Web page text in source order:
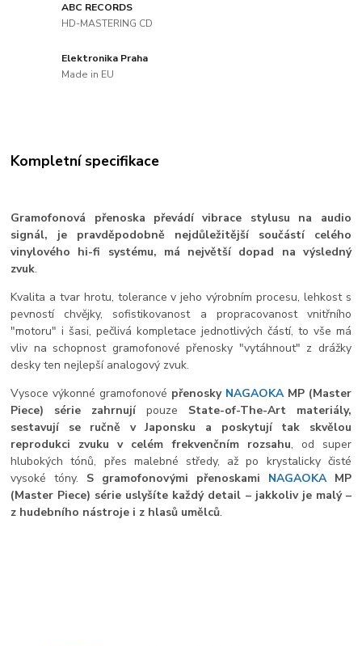
ABC RECORDS
HD-MASTERING CD
Elektronika Praha
Made in EU
Kompletní specifikace
Gramofonová přenoska převádí vibrace stylusu na audio
signál, je pravděpodobně nejdůležitějšísoučástí celého
vinylového hi-fi systému, má největší dopad na výsledný
zvuk.
Kvalita a tvar hrotu, tolerance v jehovýrobním procesu, lehkost s
pevností chvějky, sofistikovanost a propracovanost vnitřního
"motoru" i šasi, pečlivá kompletace jednotlivých částí, to vše má
vliv na schopnost gramofonové přenosky "vytáhnout" z drážky
desky ten nejlepší analogový zvuk.
Vysoce výkonné gramofonové přenosky NAGAOKA MP (Master
Piece) série zahrnujípouze State-of-The-Art materiály,
sestavují se ručně v Japonsku a poskytují tak skvělou
reprodukci zvuku v celém frekvenčním rozsahu, od super
hlubokých tónů, přes malebné středy, až po krystalicky čisté
vysoké tóny. S gramofonovými přenoskami NAGAOKA MP
(Master Piece) série uslyšíte každý detail – jakkoliv je malý –
z hudebního nástroje i z hlasů umělců.